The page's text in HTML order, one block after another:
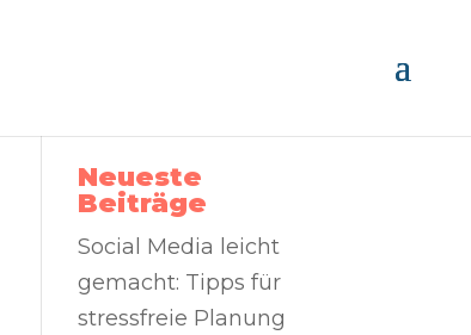
Neueste
Beiträge
Social Media leicht
gemacht: Tipps für
stressfreie Planung